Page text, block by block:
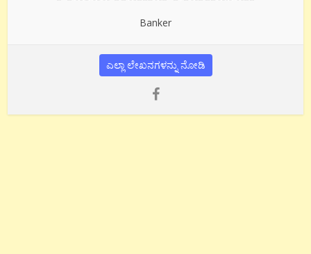
Banker
ಎಲ್ಲಾ ಲೇಖನಗಳನ್ನು ನೋಡಿ